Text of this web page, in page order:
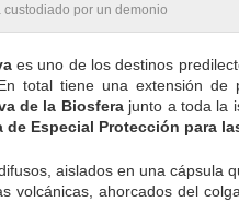
por un demonio
es uno de los destinos
En total tiene una extensión
de la Biosferajunto a toda la
de Especial Protección para
aislados en una cápsula
volcánicas, ahorcados del